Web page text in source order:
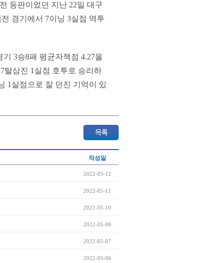
등판이었던 지난 22일 대구
경기에서 7이닝 3실점 역투
3승8패 평균자책점 4.27을
탈삼진 1실점 호투로 승리하
1실점으로 잘 던진 기억이 있
작성일
2022-05-12
2022-05-11
2022-05-10
2022-05-08
2022-05-07
2022-05-06